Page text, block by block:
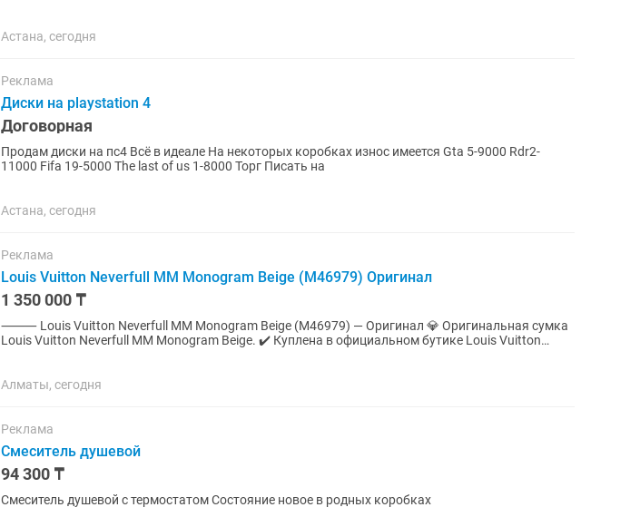
Астана, сегодня
Реклама
Диски на playstation 4
Договорная
Продам диски на пс4 Всё в идеале На некоторых коробках износ имеется Gta 5-9000 Rdr2-
11000 Fifa 19-5000 The last of us 1-8000 Торг Писать на
Астана, сегодня
Реклама
Louis Vuitton Neverfull MM Monogram Beige (M46979) Оригинал
1 350 000 ₸
⸻ Louis Vuitton Neverfull MM Monogram Beige (M46979) — Оригинал 💎 Оригинальная сумка
Louis Vuitton Neverfull MM Monogram Beige. ✔️ Куплена в официальном бутике Louis Vuitton
Алматы, сегодня
Реклама
Смеситель душевой
94 300 ₸
Смеситель душевой с термостатом Состояние новое в родных коробках